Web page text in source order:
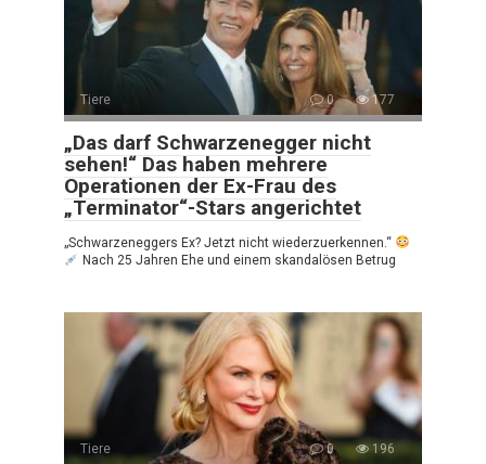
Tiere 0 177
„Das darf Schwarzenegger nicht
sehen!“ Das haben mehrere
Operationen der Ex-Frau des
„Terminator“-Stars angerichtet
„Schwarzeneggers Ex? Jetzt nicht wiederzuerkennen.“
Nach 25 Jahren Ehe und einem skandalösen Betrug
Tiere 0 196